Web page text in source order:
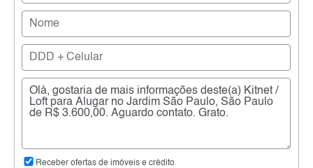
Receber ofertas de imóveis e crédito